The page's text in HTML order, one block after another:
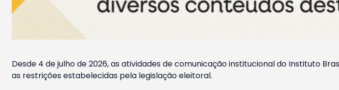
Desde 4 de julho de 2026, as atividades de comunicação institucional do Instituto
as restrições estabelecidas pela legislação eleitoral.